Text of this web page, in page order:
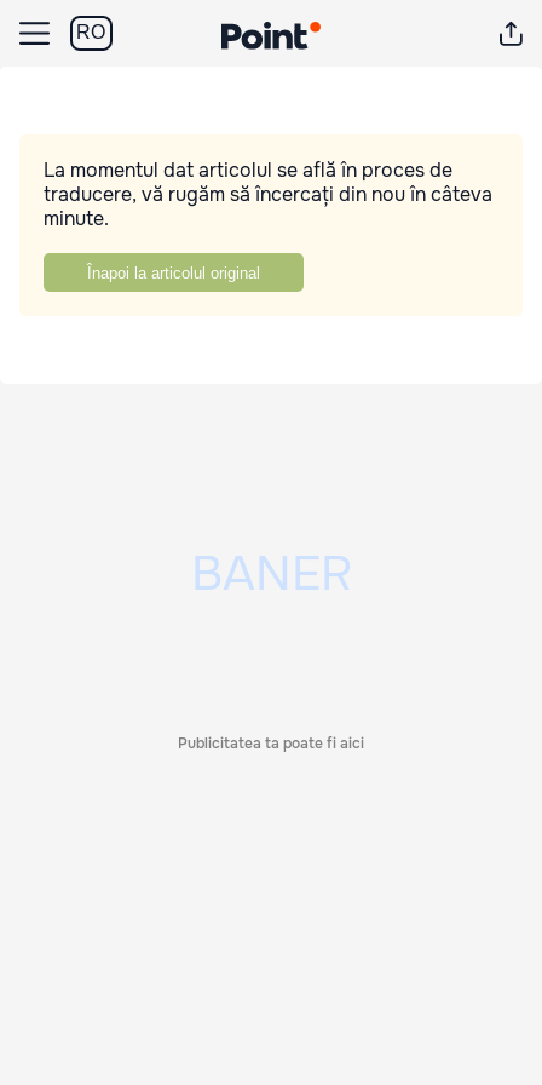
RO
La momentul dat articolul se află în proces de
traducere, vă rugăm să încercați din nou în câteva
minute.
Înapoi la articolul original
Publicitatea ta poate fi aici